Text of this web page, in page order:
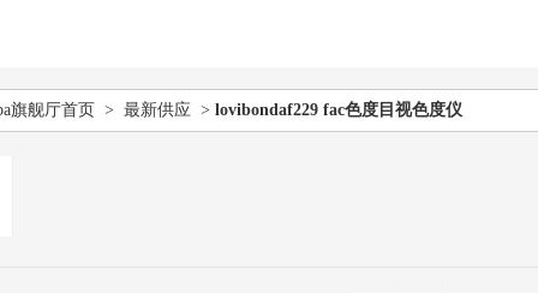
旗舰厅首页 > 最新供应 > lovibondaf229 fac色度目视色度仪